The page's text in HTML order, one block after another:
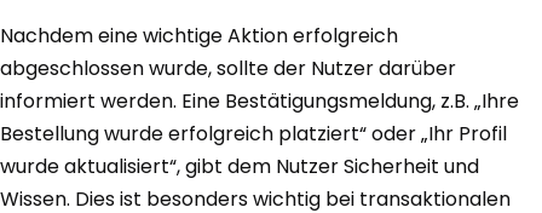
Nachdem eine wichtige Aktion erfolgreich
abgeschlossen wurde, sollte der Nutzer darüber
informiert werden. Eine Bestätigungsmeldung, z.B. „Ihre
Bestellung wurde erfolgreich platziert“ oder „Ihr Profil
wurde aktualisiert“, gibt dem Nutzer Sicherheit und
Wissen. Dies ist besonders wichtig bei transaktionalen